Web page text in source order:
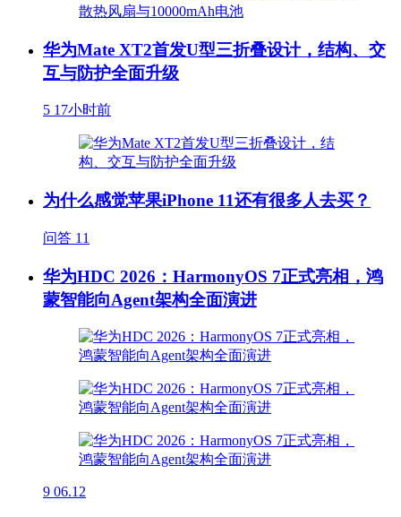
华为Mate XT2首发U型三折叠设计，结构、交
互与防护全面升级
5 17小时前
为什么感觉苹果iPhone 11还有很多人去买？
问答 11
华为HDC 2026：HarmonyOS 7正式亮相，鸿
蒙智能向Agent架构全面演进
9 06.12